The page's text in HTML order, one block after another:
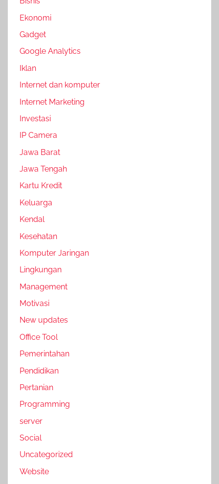
Ekonomi
Gadget
Google Analytics
Iklan
Internet dan komputer
Internet Marketing
Investasi
IP Camera
Jawa Barat
Jawa Tengah
Kartu Kredit
Keluarga
Kendal
Kesehatan
Komputer Jaringan
Lingkungan
Management
Motivasi
New updates
Office Tool
Pemerintahan
Pendidikan
Pertanian
Programming
server
Social
Uncategorized
Website